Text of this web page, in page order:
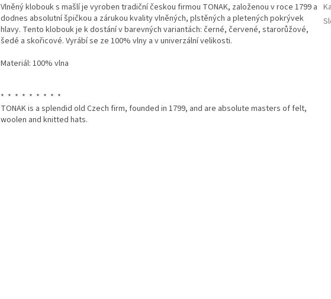
Vlněný klobouk s mašlí je vyroben tradiční českou firmou TONAK, založenou v roce 1799 a
dodnes absolutní špičkou a zárukou kvality vlněných, plstěných a pletených pokrývek
hlavy. Tento klobouk je k dostání v barevných variantách: černé, červené, starorůžové,
šedé a skořicové. Vyrábí se ze 100% vlny a v univerzální velikosti.
Materiál: 100% vlna
* * * * * * * * *
TONAK is a splendid old Czech firm, founded in 1799, and are absolute masters of felt,
woolen and knitted hats.